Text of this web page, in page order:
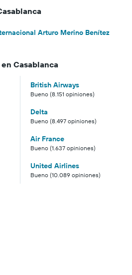
Arturo Merino Benítez
Casablanca
British Airways
Bueno (8.151 opiniones)
Delta
Bueno (8.497 opiniones)
Air France
Bueno (1.637 opiniones)
United Airlines
Bueno (10.089 opiniones)